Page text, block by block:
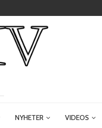
NYHETER VIDEOS